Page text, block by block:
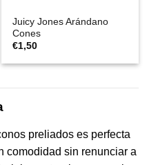
Juicy Jones Arándano
Cones
€1,50
preliados es perfecta
comodidad sin renunciar a